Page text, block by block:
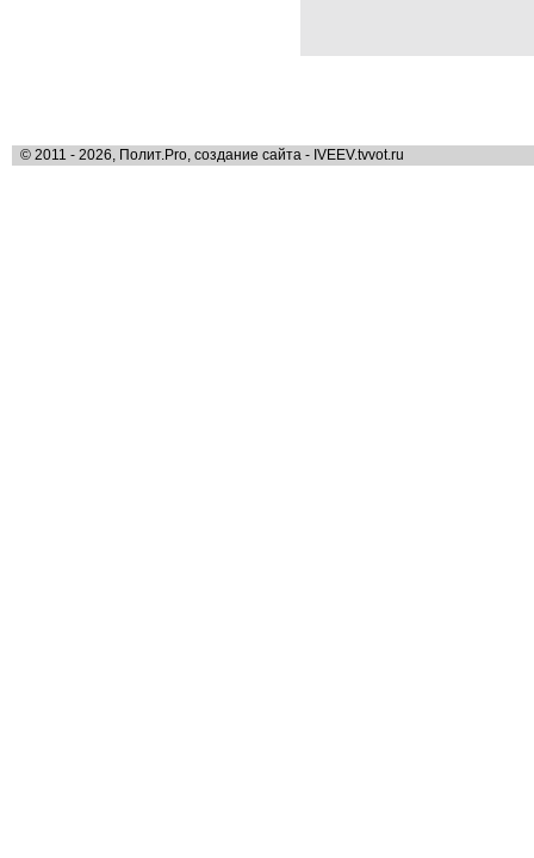
© 2011 - 2026, Полит.Pro, создание сайта - IVEEV.tvvot.ru